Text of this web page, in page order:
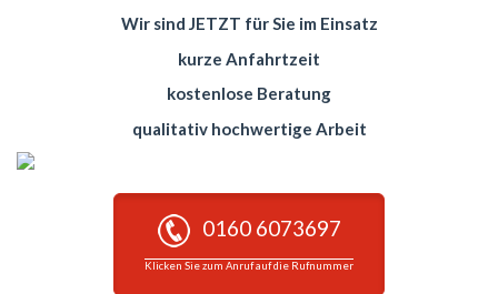
Wir sind JETZT für Sie im Einsatz
kurze Anfahrtzeit
kostenlose Beratung
qualitativ hochwertige Arbeit
0160 6073697
Klicken Sie zum Anruf auf die Rufnummer